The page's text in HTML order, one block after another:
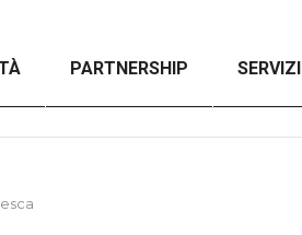
PARTNERSHIP SERVIZI
ORDER CONFIRMATION